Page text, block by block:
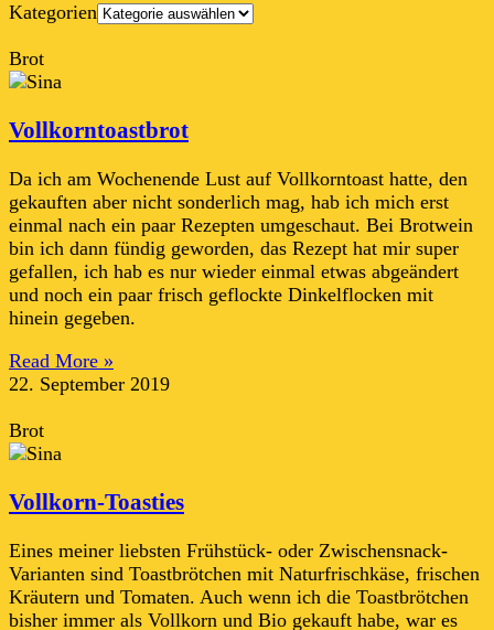
Kategorien
Brot
Vollkorntoastbrot
Da ich am Wochenende Lust auf Vollkorntoast hatte, den
gekauften aber nicht sonderlich mag, hab ich mich erst
einmal nach ein paar Rezepten umgeschaut. Bei Brotwein
bin ich dann fündig geworden, das Rezept hat mir super
gefallen, ich hab es nur wieder einmal etwas abgeändert
und noch ein paar frisch geflockte Dinkelflocken mit
hinein gegeben.
Read More »
22. September 2019
Brot
Vollkorn-Toasties
Eines meiner liebsten Frühstück- oder Zwischensnack-
Varianten sind Toastbrötchen mit Naturfrischkäse, frischen
Kräutern und Tomaten. Auch wenn ich die Toastbrötchen
bisher immer als Vollkorn und Bio gekauft habe, war es